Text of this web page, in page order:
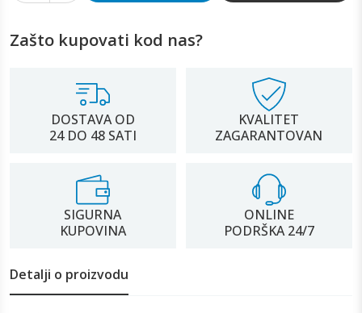
Zašto kupovati kod nas?
DOSTAVA OD
24 DO 48 SATI
KVALITET
ZAGARANTOVAN
SIGURNA
KUPOVINA
ONLINE
PODRŠKA 24/7
Detalji o proizvodu